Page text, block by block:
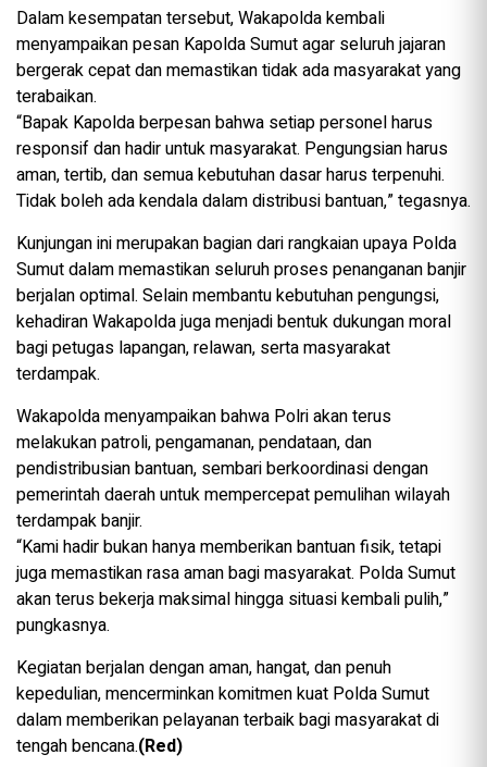
Dalam kesempatan tersebut, Wakapolda kembali
menyampaikan pesan Kapolda Sumut agar seluruh jajaran
bergerak cepat dan memastikan tidak ada masyarakat yang
terabaikan.
“Bapak Kapolda berpesan bahwa setiap personel harus
responsif dan hadir untuk masyarakat. Pengungsian harus
aman, tertib, dan semua kebutuhan dasar harus terpenuhi.
Tidak boleh ada kendala dalam distribusi bantuan,” tegasnya.
Kunjungan ini merupakan bagian dari rangkaian upaya Polda
Sumut dalam memastikan seluruh proses penanganan banjir
berjalan optimal. Selain membantu kebutuhan pengungsi,
kehadiran Wakapolda juga menjadi bentuk dukungan moral
bagi petugas lapangan, relawan, serta masyarakat
terdampak.
Wakapolda menyampaikan bahwa Polri akan terus
melakukan patroli, pengamanan, pendataan, dan
pendistribusian bantuan, sembari berkoordinasi dengan
pemerintah daerah untuk mempercepat pemulihan wilayah
terdampak banjir.
“Kami hadir bukan hanya memberikan bantuan fisik, tetapi
juga memastikan rasa aman bagi masyarakat. Polda Sumut
akan terus bekerja maksimal hingga situasi kembali pulih,”
pungkasnya.
Kegiatan berjalan dengan aman, hangat, dan penuh
kepedulian, mencerminkan komitmen kuat Polda Sumut
dalam memberikan pelayanan terbaik bagi masyarakat di
tengah bencana.(Red)